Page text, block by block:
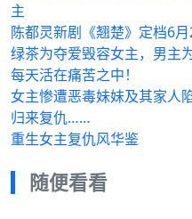
主
陈都灵新剧《翘楚》定档6
绿茶为夺爱毁容女主，男主
每天活在痛苦之中！
女主惨遭恶毒妹妹及其家人
归来复仇……
重生女主复仇风华鉴
随便看看